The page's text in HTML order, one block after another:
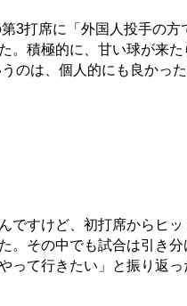
3打席に「外国人投手の方
。積極的に、甘い球が来
のは、個人的にも良かっ
すけど、初打席からヒ
。その中でも試合は引き
って行きたい」と振り返っ